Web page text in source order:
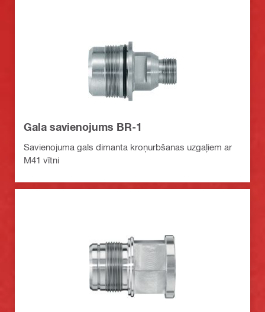
Gala savienojums BR-1
Savienojuma gals dimanta kroņurbšanas uzgaļiem ar
M41 vītni